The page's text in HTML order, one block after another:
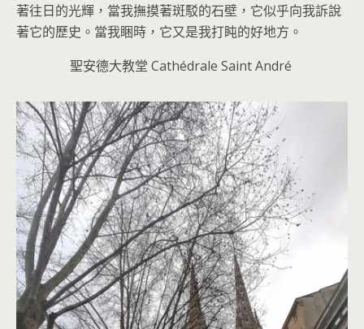
著往日的光輝，當我撫摸著斑駁的石壁，它似乎向我訴說
著它的歷史。當我睏時，它又是我打盹的好地方。
聖安德大教堂 Cathédrale Saint André